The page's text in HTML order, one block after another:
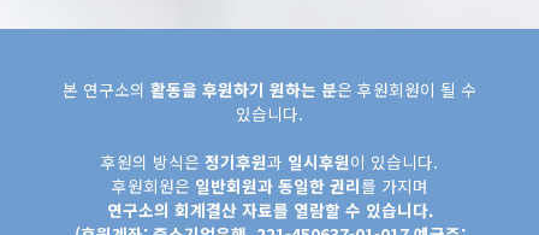
본 연구소의 활동을 후원하기 원하는 분은 후원회원이 될 수
있습니다.
후원의 방식은 정기후원과 일시후원이 있습니다.
후원회원은 일반회원과 동일한 권리를 가지며
연구소의 회계결산 자료를 열람할 수 있습니다.